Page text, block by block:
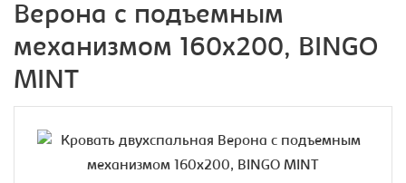
Верона с подъемным
механизмом 160х200, BINGO
MINT